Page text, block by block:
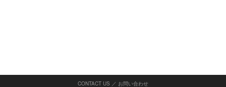
CONTACT US ／ お問い合わせ